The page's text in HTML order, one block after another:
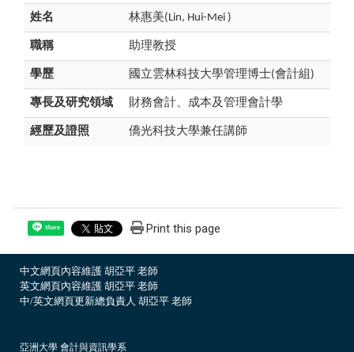
姓名 林惠美(Lin, Hui-Mei )
職稱 助理教授
學歷 國立雲林科技大學管理博士(會計組)
專長及研究領域 財務會計、成本及管理會計學
經歷及證照 僑光科技大學兼任講師
Share Print this page
中文網頁內容維護 胡亞平 老師
英文網頁內容維護 胡亞平 老師
中/英文網頁更新總負責人 胡亞平 老師
亞洲大學 會計與資訊學系